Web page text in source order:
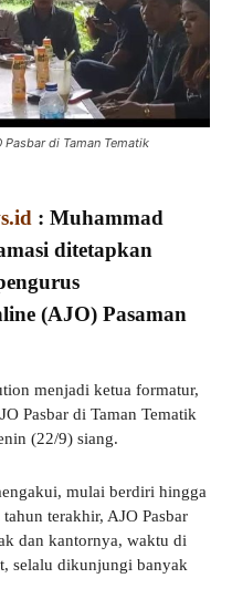
Pasbar di Taman Tematik
: Muhammad
ditetapkan
(AJO) Pasaman
menjadi ketua formatur,
Pasbar di Taman Tematik
(22/9) siang.
mulai berdiri hingga
terakhir, AJO Pasbar
dan kantornya, waktu di
selalu dikunjungi banyak